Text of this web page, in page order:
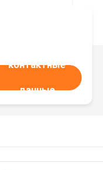
контактные
данные